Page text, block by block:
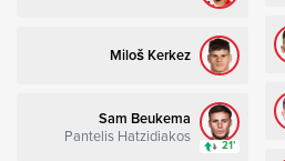
Miloš Kerkez
Sam Beukema
Pantelis Hatzidiakos
21’